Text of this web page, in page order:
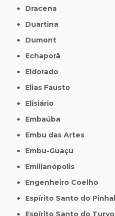
Dracena
Duartina
Dumont
Echaporã
Eldorado
Elias Fausto
Elisiário
Embaúba
Embu das Artes
Embu-Guaçu
Emilianópolis
Engenheiro Coelho
Espírito Santo do Pinhal